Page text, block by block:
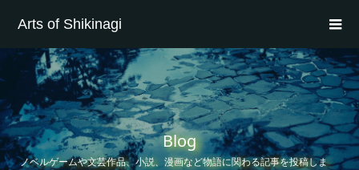
Arts of Shikinagi
Blog
ノベルゲームや文芸作品、小説、漫画など物語に関わる記事を投稿しま